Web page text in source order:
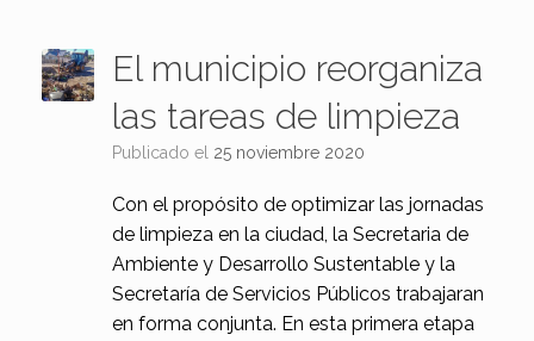
El municipio reorganiza
las tareas de limpieza
Publicado el 25 noviembre 2020
Con el propósito de optimizar las jornadas
de limpieza en la ciudad, la Secretaria de
Ambiente y Desarrollo Sustentable y la
Secretaría de Servicios Públicos trabajaran
en forma conjunta. En esta primera etapa